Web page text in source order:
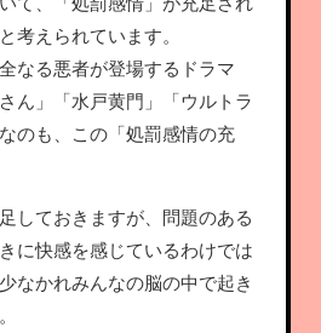
考えられています。
なる悪者が登場するドラマ
ん」「水戸黄門」「ウルトラ
のも、この「処罰感情の充
しておきますが、問題のある
に快感を感じているわけでは
なかれみんなの脳の中で起き